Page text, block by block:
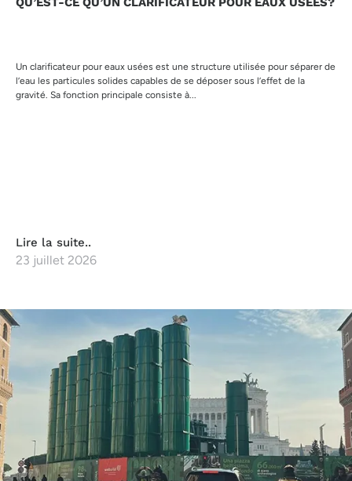
Un clarificateur pour eaux usées est une structure utilisée pour séparer de
l’eau les particules solides capables de se déposer sous l’effet de la
gravité. Sa fonction principale consiste à...
Lire la suite..
23 juillet 2026